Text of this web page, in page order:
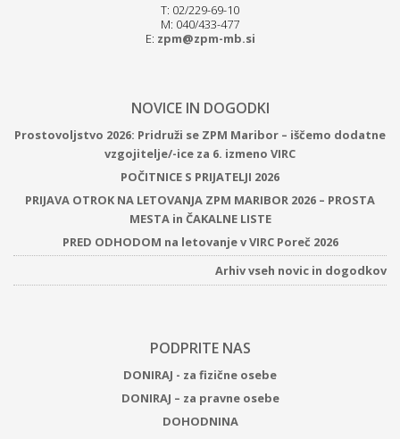
T: 02/229-69-10
M: 040/433-477
E: zpm@zpm-mb.si
NOVICE IN DOGODKI
Prostovoljstvo 2026: Pridruži se ZPM Maribor – iščemo dodatne
vzgojitelje/-ice za 6. izmeno VIRC
POČITNICE S PRIJATELJI 2026
PRIJAVA OTROK NA LETOVANJA ZPM MARIBOR 2026 – PROSTA
MESTA in ČAKALNE LISTE
PRED ODHODOM na letovanje v VIRC Poreč 2026
Arhiv vseh novic in dogodkov
PODPRITE NAS
DONIRAJ - za fizične osebe
DONIRAJ – za pravne osebe
DOHODNINA